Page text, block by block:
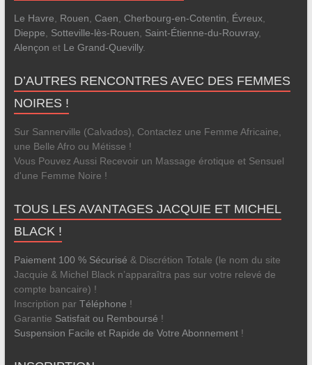
Le Havre Rouen Caen Cherbourg-en-Cotentin Évreux,
Dieppe
Sotteville-lès-Rouen Saint-Étienne-du-Rouvray,
Alençon et Le Grand-Quevilly.
D’AUTRES RENCONTRES AVEC DES FEMMES
NOIRES !
Sur Sannerville (Calvados), Contactez une Femme Africaine,
une Belle Afro ou Métisse !
Vous Pouvez Aussi Recevoir un Massage érotique et Sensuel
d'une Femme Noire !
TOUS LES AVANTAGES JACQUIE ET MICHEL
BLACK !
Paiement 100 % Sécurisé & Discrétion Totale (le nom du site
Jacquie & Michel Black n’apparaîtra pas sur votre relevé de
compte bancaire) !
Inscription par Téléphone !
Garantie Satisfait ou Remboursé !
Suspension Facile et Rapide de Votre Abonnement!